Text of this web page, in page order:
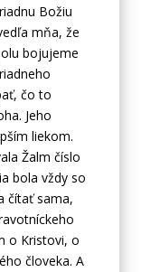
Božiu
mňa, že
bojujeme
čo to
Jeho
liekom.
Žalm číslo
bola vždy so
čítať sama,
o Kristovi, o
človeka. A